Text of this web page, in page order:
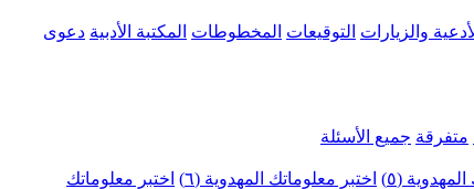
والزيارات التوقيعات المخطوطات المكتبة الأدبية دعوى
متفرقة جميع الأسئلة
(٥) اختبر معلوماتك المهدوية (٦)
اختبر معلوماتك